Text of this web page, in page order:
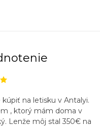
na letisku v Antalyi.
, ktorý mám doma v
Lenže môj stal 350€ na